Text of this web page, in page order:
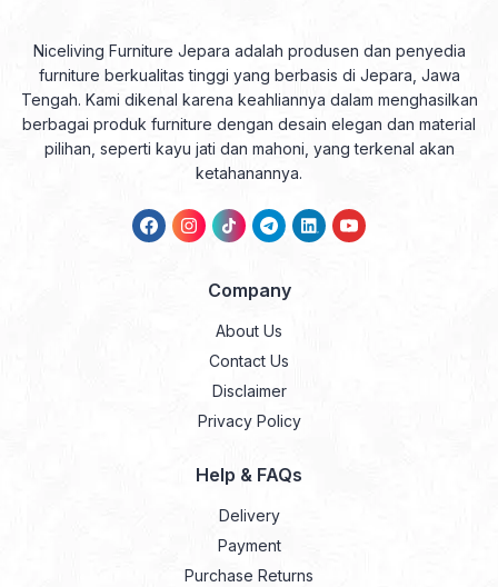
Niceliving Furniture Jepara adalah produsen dan penyedia
furniture berkualitas tinggi yang berbasis di Jepara, Jawa
Tengah. Kami dikenal karena keahliannya dalam menghasilkan
berbagai produk furniture dengan desain elegan dan material
pilihan, seperti kayu jati dan mahoni, yang terkenal akan
ketahanannya.
Company
About Us
Contact Us
Disclaimer
Privacy Policy
Help & FAQs
Delivery
Payment
Purchase Returns